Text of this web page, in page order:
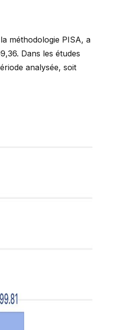
méthodologie PISA, a
Dans les études
analysée, soit